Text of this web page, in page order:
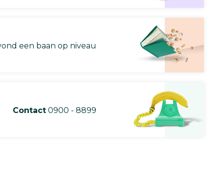
een baan op niveau
Contact 0900 - 8899